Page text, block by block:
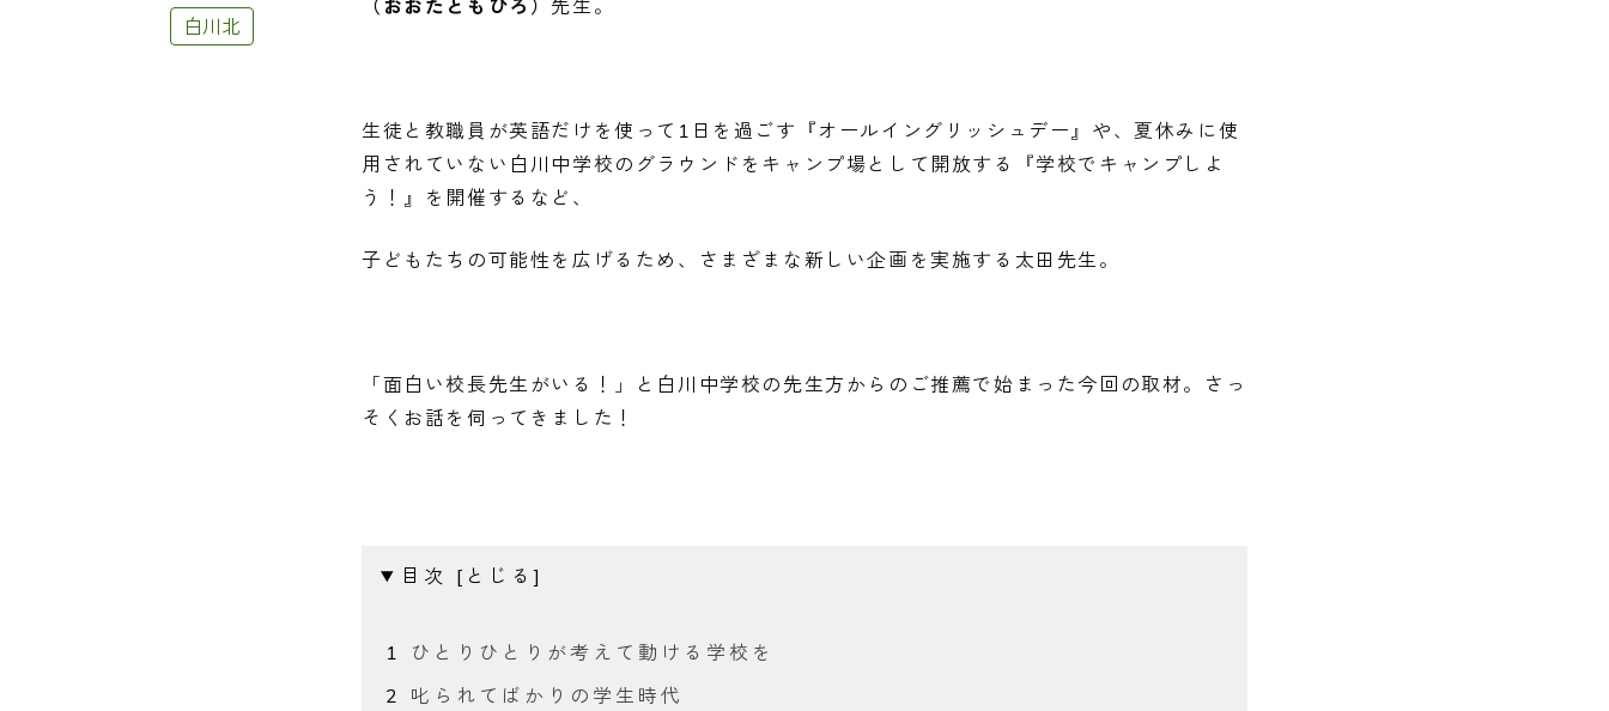
白川北
（おおたともひろ） 先生。
生徒と教職員が英語だけを使って1日を過ごす『オールイングリッシュデー』や、夏休みに使
用されていない白川中学校のグラウンドをキャンプ場として開放する『学校でキャンプしよ
う！』を開催するなど、
子どもたちの可能性を広げるため、さまざまな新しい企画を実施する太田先生。
「面白い校長先生がいる！」と白川中学校の先生方からのご推薦で始まった今回の取材。さっ
そくお話を伺ってきました！
目次
ひとりひとりが考えて動ける学校を
叱られてばかりの学生時代